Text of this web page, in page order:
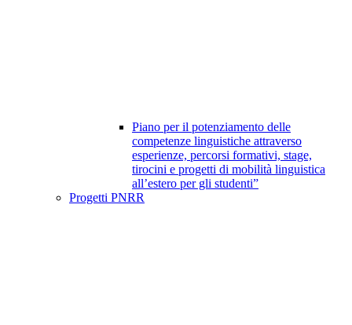
Piano per il potenziamento delle
competenze linguistiche attraverso
esperienze, percorsi formativi, stage,
tirocini e progetti di mobilità linguistica
all’estero per gli studenti”
Progetti PNRR